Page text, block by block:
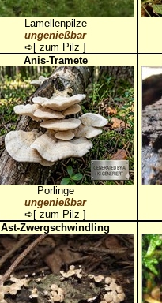
Lamellenpilze
ungenießbar
➪[ zum Pilz ]
Anis-Tramete
Porlinge
ungenießbar
➪[ zum Pilz ]
Ast-Zwergschwindling